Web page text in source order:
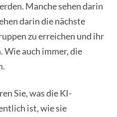
Manche sehen darin
darin die nächste
zu erreichen und ihr
Wie auch immer, die
Sie, was die KI-
ist, wie sie